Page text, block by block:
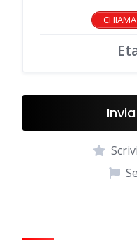
CHIAMA